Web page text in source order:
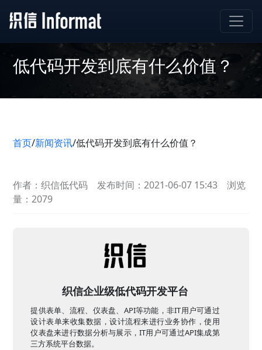
低代码开发到底有什么价值？
首页/新闻资讯/低代码开发到底有什么价值？
作者：织信低代码 发布时间：2021-06-07 15:43
浏览
量：2079
织信企业级低代码开发平台
提供表单、流程、仪表盘、API等功能，非IT用户可通过
设计表单来收集数据，设计流程来进行业务协作，使用
仪表盘来进行数据分析与展示，IT用户可通过API集成第
三方系统平台数据。